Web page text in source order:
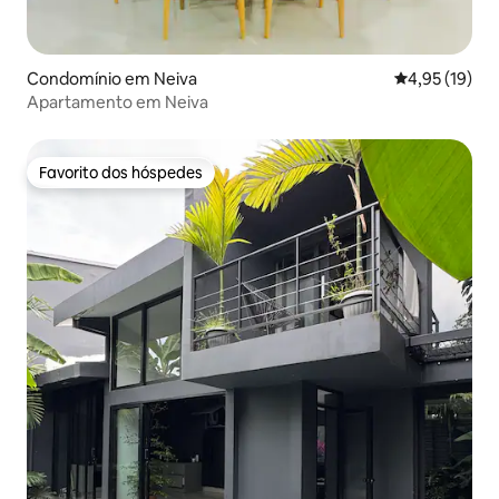
Condomínio em Neiva Classificação
4,95 (19)
Apartamento em Neiva
Favorito dos hóspedes
Favorito dos hóspedes